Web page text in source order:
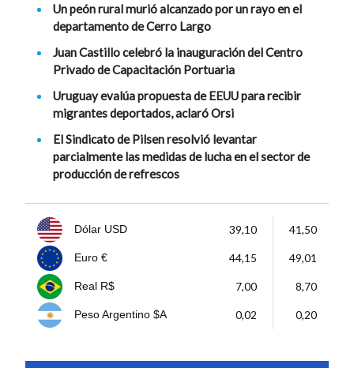
Un peón rural murió alcanzado por un rayo en el
departamento de Cerro Largo
Juan Castillo celebró la inauguración del Centro
Privado de Capacitación Portuaria
Uruguay evalúa propuesta de EEUU para recibir
migrantes deportados, aclaró Orsi
El Sindicato de Pilsen resolvió levantar
parcialmente las medidas de lucha en el sector de
producción de refrescos
Dólar USD 39,10 41,50
Euro € 44,15 49,01
Real R$ 7,00 8,70
Peso Argentino $A 0,02 0,20